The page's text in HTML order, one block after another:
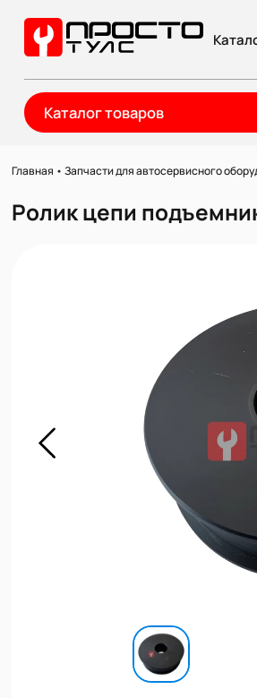
Каталог товаров
Главная •Запчасти для автосервисного
Ролик цепи